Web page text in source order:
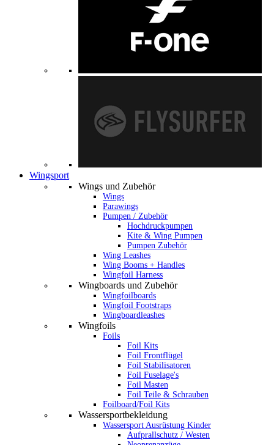
Wingsport
Wings und Zubehör
Wings
Parawings
Pumpen / Zubehör
Hochdruckpumpen
Kite & Wing Pumpen
Pumpen Zubehör
Wing Leashes
Wing Booms + Handles
Wingfoil Harness
Wingboards und Zubehör
Wingfoilboards
Wingfoil Footstraps
Wingboardleashes
Wingfoils
Foils
Foil Kits
Foil Frontflügel
Foil Stabilisatoren
Foil Fuselage's
Foil Masten
Foil Teile & Schrauben
Foilboard/Foil Kits
Wassersportbekleidung
Wassersport Ausrüstung Kinder
Aufprallschutz / Westen